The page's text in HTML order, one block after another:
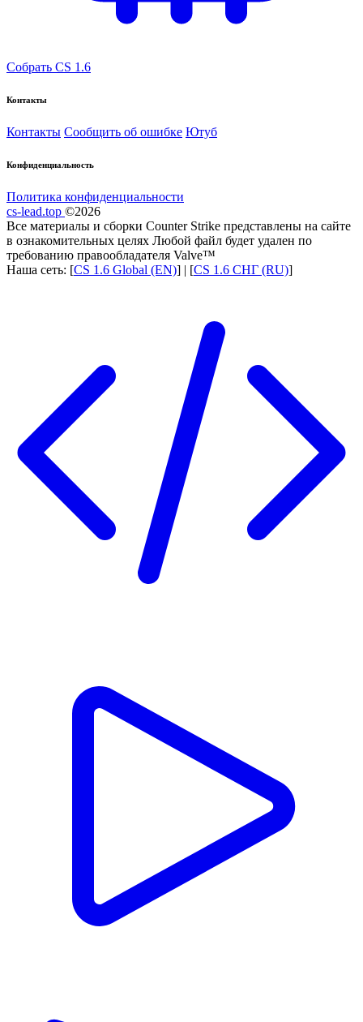
Собрать CS 1.6
Контакты
Контакты Сообщить об ошибке Ютуб
Конфиденциальность
Политика конфиденциальности
cs-lead.top ©2026
Все материалы и сборки Counter Strike представлены на сайте
в ознакомительных целях Любой файл будет удален по
требованию правообладателя Valve™
Наша сеть: [CS 1.6 Global (EN)] | [CS 1.6 СНГ (RU)]